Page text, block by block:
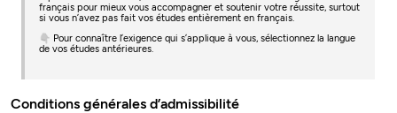
français pour mieux vous accompagner et soutenir votre réussite, surtout
si vous n’avez pas fait vos études entièrement en français.
👇 Pour connaître l’exigence qui s’applique à vous, sélectionnez la langue
de vos études antérieures.
Conditions générales d’admissibilité